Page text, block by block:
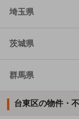
埼玉県
茨城県
群馬県
台東区の物件・